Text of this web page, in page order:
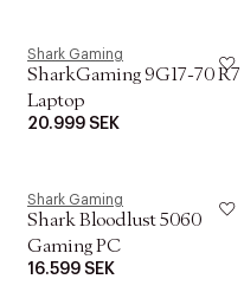
Shark Gaming
SharkGaming 9G17-70 R7
Laptop
20.999 SEK
Shark Gaming
Shark Bloodlust 5060
Gaming PC
16.599 SEK